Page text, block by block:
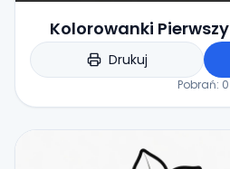
Kolorowanki
Drukuj
Pobrań: 0